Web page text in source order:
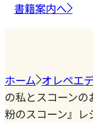
書籍案内へ
ホーム オレペエ
の私とスコーン
粉のスコーン』